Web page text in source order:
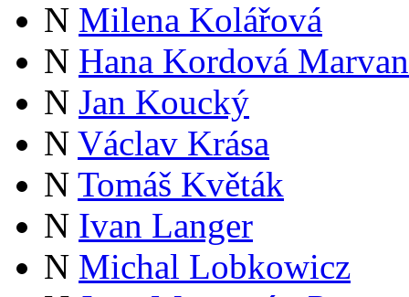
N Milena Kolářová
N Hana Kordová
N Jan Koucký
N Václav Krása
N Tomáš Květák
N Ivan Langer
N Michal Lobkowicz